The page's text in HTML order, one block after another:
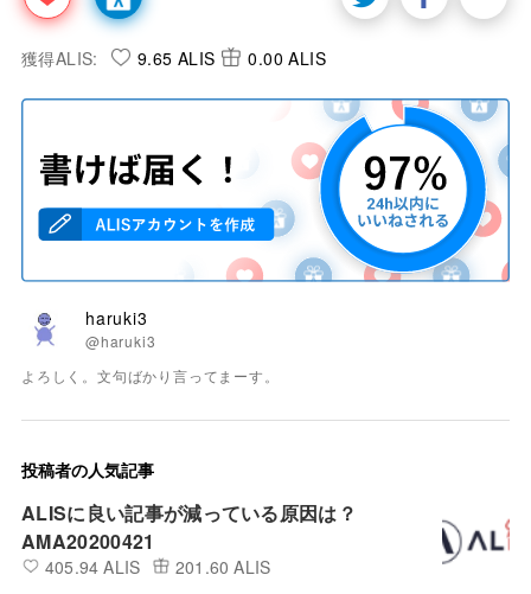
獲得ALIS: 9.65 ALIS 0.00 ALIS
haruki3
@haruki3
よろしく。文句ばかり言ってまーす。
投稿者の人気記事
ALISに良い記事が減っている原因は？
AMA20200421
405.94 ALIS 201.60 ALIS